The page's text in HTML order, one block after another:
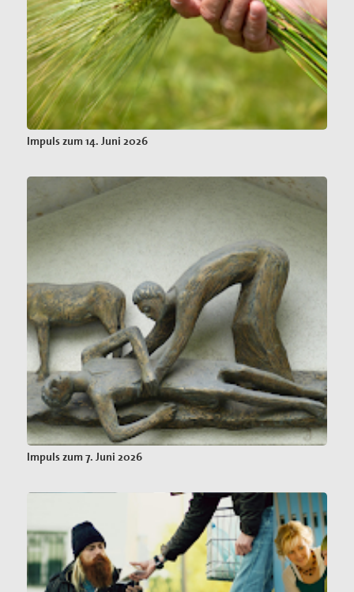
Impuls zum 14. Juni 2026
Impuls zum 7. Juni 2026